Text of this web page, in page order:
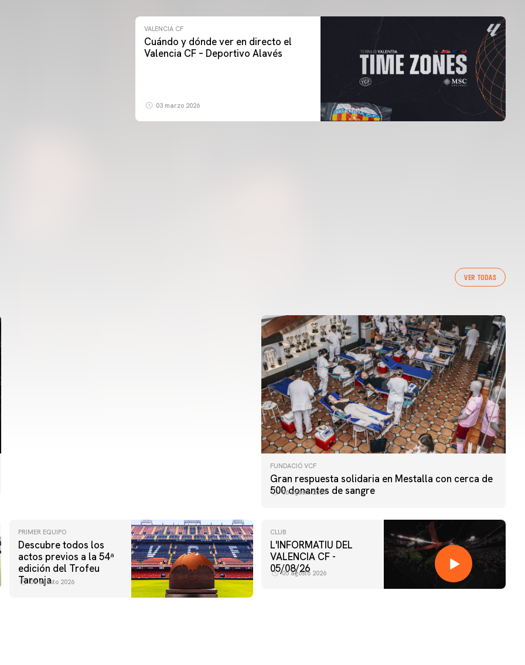
VALENCIA CF
Cuándo y dónde ver en directo el
Valencia CF – Deportivo Alavés
03 marzo 2026
VER TODAS
FUNDACIÓ VCF
Gran respuesta solidaria en Mestalla con cerca de
500 donantes de sangre
06 agosto 2026
PRIMER EQUIPO
Descubre todos los
actos previos a la 54ª
edición del Trofeu
Taronja
06 agosto 2026
CLUB
L'INFORMATIU DEL
VALENCIA CF -
05/08/26
05 agosto 2026